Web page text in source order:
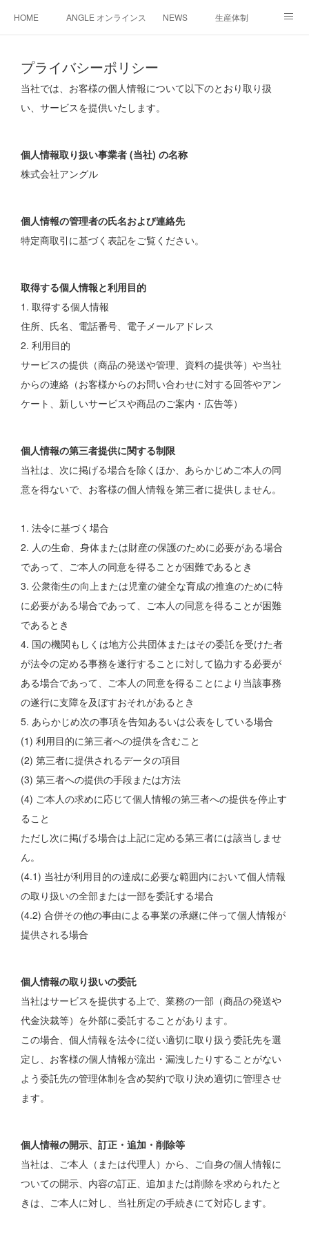
HOME ANGLE オンラインストア NEWS 生産体制
おうちキャンプ炊飯セット法人様お問合わせ窓口
プライバシーポリシー
当社では、お客様の個人情報について以下のとおり取り扱
い、サービスを提供いたします。
個人情報取り扱い事業者 (当社) の名称
株式会社アングル
個人情報の管理者の氏名および連絡先
特定商取引に基づく表記をご覧ください。
取得する個人情報と利用目的
1. 取得する個人情報
住所、氏名、電話番号、電子メールアドレス
2. 利用目的
サービスの提供（商品の発送や管理、資料の提供等）や当社
からの連絡（お客様からのお問い合わせに対する回答やアン
ケート、新しいサービスや商品のご案内・広告等）
個人情報の第三者提供に関する制限
当社は、次に掲げる場合を除くほか、あらかじめご本人の同
意を得ないで、お客様の個人情報を第三者に提供しません。
1. 法令に基づく場合
2. 人の生命、身体または財産の保護のために必要がある場合
であって、ご本人の同意を得ることが困難であるとき
3. 公衆衛生の向上または児童の健全な育成の推進のために特
に必要がある場合であって、ご本人の同意を得ることが困難
であるとき
4. 国の機関もしくは地方公共団体またはその委託を受けた者
が法令の定める事務を遂行することに対して協力する必要が
ある場合であって、ご本人の同意を得ることにより当該事務
の遂行に支障を及ぼすおそれがあるとき
5. あらかじめ次の事項を告知あるいは公表をしている場合
(1) 利用目的に第三者への提供を含むこと
(2) 第三者に提供されるデータの項目
(3) 第三者への提供の手段または方法
(4) ご本人の求めに応じて個人情報の第三者への提供を停止す
ること
ただし次に掲げる場合は上記に定める第三者には該当しませ
ん。
(4.1) 当社が利用目的の達成に必要な範囲内において個人情報
の取り扱いの全部または一部を委託する場合
(4.2) 合併その他の事由による事業の承継に伴って個人情報が
提供される場合
個人情報の取り扱いの委託
当社はサービスを提供する上で、業務の一部（商品の発送や
代金決裁等）を外部に委託することがあります。
この場合、個人情報を法令に従い適切に取り扱う委託先を選
定し、お客様の個人情報が流出・漏洩したりすることがない
よう委託先の管理体制を含め契約で取り決め適切に管理させ
ます。
個人情報の開示、訂正・追加・削除等
当社は、ご本人（または代理人）から、ご自身の個人情報に
ついての開示、内容の訂正、追加または削除を求められたと
きは、ご本人に対し、当社所定の手続きにて対応します。